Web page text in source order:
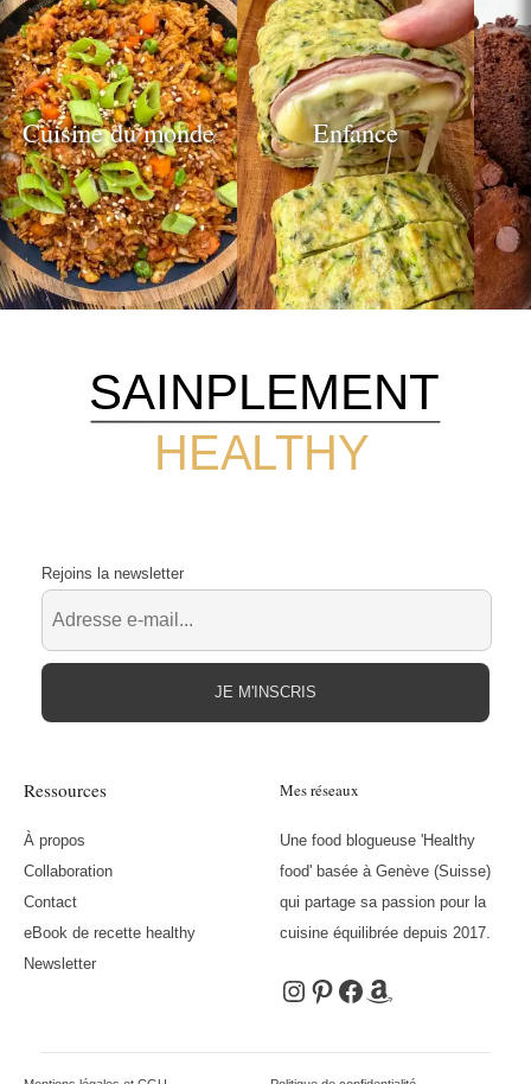
publications
Cuisine du monde Enfance
HEALTHY
SAINPLEMENT
Ressources
À propos
Collaboration
Contact
eBook de recette healthy
Newsletter
Mes réseaux
Une food blogueuse 'Healthy
food' basée à Genève (Suisse)
qui partage sa passion pour la
cuisine équilibrée depuis 2017.
Instagram
Pinterest
Facebook
Amazon
Rejoins la newsletter
JE M'INSCRIS